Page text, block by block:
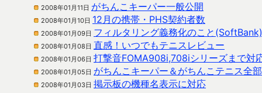
2008年01月11日 がちんこキーパー一般公開
2008年01月10日 12月の携帯・PHS契約者数
2008年01月09日 フィルタリング義務化のこと(SoftBank)
2008年01月08日 直感！いつでもテニスレビュー
2008年01月06日 打撃音FOMA908i,708iシリーズまで対
2008年01月05日 がちんこキーパー＆がちんこテニス全
2008年01月03日 掲示板の機種名表示に対応